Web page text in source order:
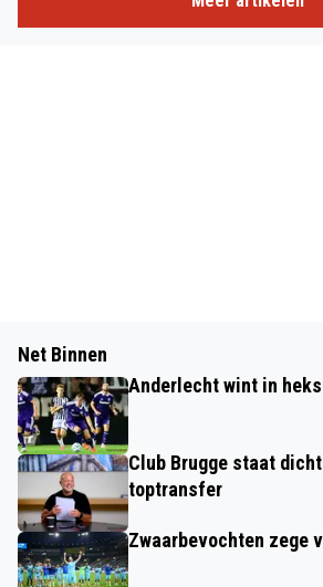
Net Binnen
Anderlecht wint in
Club Brugge staat
toptransfer
Zwaarbevochten zege